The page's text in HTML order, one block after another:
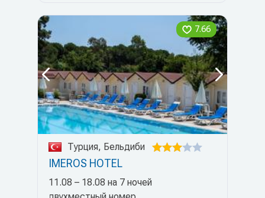
7.66
Турция, Бельдиби
IMEROS HOTEL
11.08 – 18.08 на 7 ночей